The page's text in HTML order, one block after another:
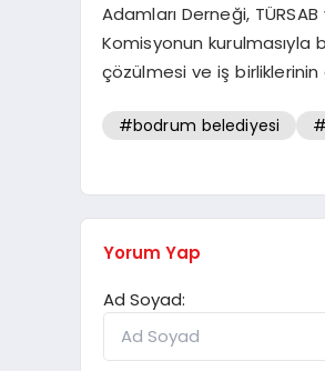
Adamları Derneği,
Komisyonun kurulmasıyla
çözülmesi ve iş
#bodrum belediyesi
Yorum Yap
Ad Soyad: